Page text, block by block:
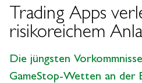
Trading Apps
risikoreichem
Die jüngsten
GameStop-Wetten an der